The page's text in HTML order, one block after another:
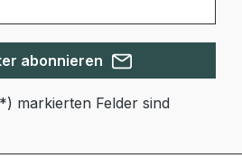
abonnieren
markierten Felder sind